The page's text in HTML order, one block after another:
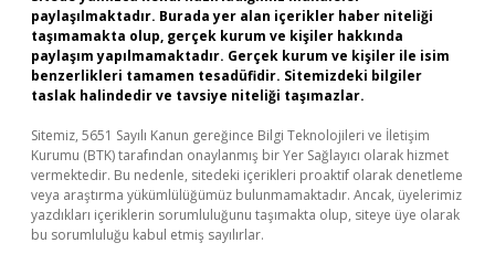
paylaşılmaktadır. Burada yer alan içerikler haber niteliği
taşımamakta olup, gerçek kurum ve kişiler hakkında
paylaşım yapılmamaktadır. Gerçek kurum ve kişiler ile isim
benzerlikleri tamamen tesadüfidir. Sitemizdeki bilgiler
taslak halindedir ve tavsiye niteliği taşımazlar.
Sitemiz, 5651 Sayılı Kanun gereğince Bilgi Teknolojileri ve İletişim
Kurumu (BTK) tarafından onaylanmış bir Yer Sağlayıcı olarak hizmet
vermektedir. Bu nedenle, sitedeki içerikleri proaktif olarak denetleme
veya araştırma yükümlülüğümüz bulunmamaktadır. Ancak, üyelerimiz
yazdıkları içeriklerin sorumluluğunu taşımakta olup, siteye üye olarak
bu sorumluluğu kabul etmiş sayılırlar.